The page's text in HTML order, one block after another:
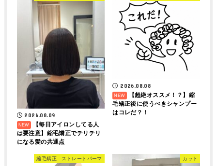
2026.08.09
【毎日アイロンしてる人
は要注意】縮毛矯正でチリチリ
になる髪の共通点
2026.08.08
【超絶オススメ！？】縮
毛矯正後に使うべきシャンプー
はコレだ？！
縮毛矯正 ストレートパーマ カット